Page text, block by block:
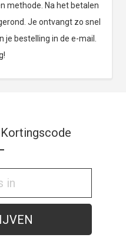
methode. Na het betalen
Je ontvangt zo snel
bestelling in de e-mail.